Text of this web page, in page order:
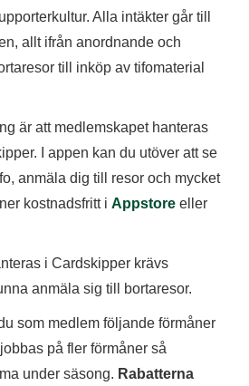
Alla intäkter går till
allt ifrån anordnande och
till inköp av tifomaterial
är att medlemskapet hanteras
I appen kan du utöver att se
anmäla dig till resor och mycket
kostnadsfritt iAppstore eller
i Cardskipper krävs
anmäla sig till bortaresor.
som medlem följande förmåner
på fler förmåner så
under säsong. Rabatterna